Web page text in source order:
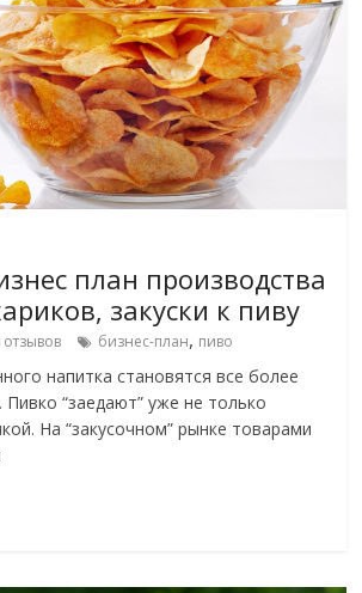
план производства
закуски к пиву
отзывов бизнес-план, пиво
напитка становятся все более
“заедают” уже не только
На “закусочном” рынке товарами